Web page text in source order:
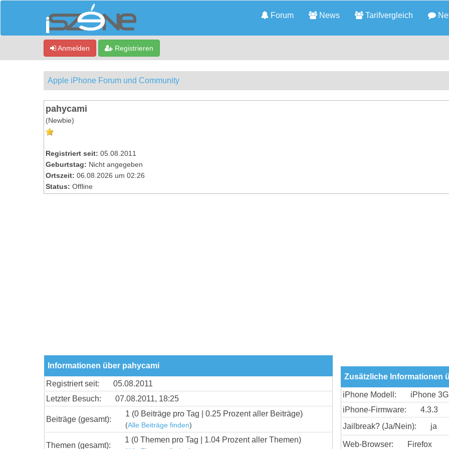
Forum News Tarifvergleich
Anmelden Registrieren
Apple iPhone Forum und Community
pahycami
(Newbie)
Registriert seit: 05.08.2011
Geburtstag: Nicht angegeben
Ortszeit: 06.08.2026 um 02:26
Status: Offline
Informationen über pahycami
Registriert seit:
05.08.2011
Letzter Besuch:
07.08.2011, 18:25
Beiträge (gesamt):
1 (0 Beiträge pro Tag | 0.25 Prozent aller Beiträge)
(Alle Beiträge finden)
Themen (gesamt):
1 (0 Themen pro Tag | 1.04 Prozent aller Themen)
Zusätzliche Informationen
iPhone Modell:
iPhone
iPhone-Firmware:
4.3.3
Jailbreak? (Ja/Nein):
ja
Web-Browser: Firefox